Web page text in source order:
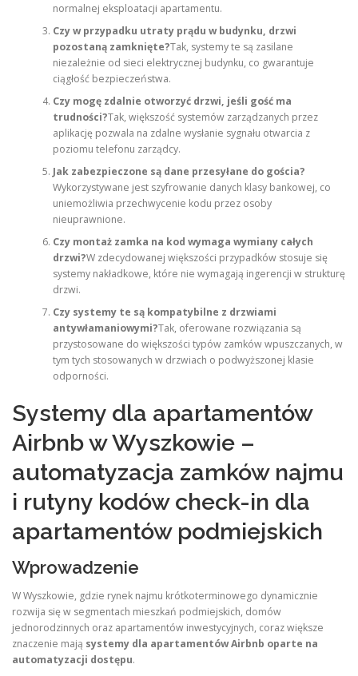
normalnej eksploatacji apartamentu.
Czy w przypadku utraty prądu w budynku, drzwi
pozostaną zamknięte?Tak, systemy te są zasilane
niezależnie od sieci elektrycznej budynku, co gwarantuje
ciągłość bezpieczeństwa.
Czy mogę zdalnie otworzyć drzwi, jeśli gość ma
trudności?Tak, większość systemów zarządzanych przez
aplikację pozwala na zdalne wysłanie sygnału otwarcia z
poziomu telefonu zarządcy.
Jak zabezpieczone są dane przesyłane do gościa?
Wykorzystywane jest szyfrowanie danych klasy bankowej, co
uniemożliwia przechwycenie kodu przez osoby
nieuprawnione.
Czy montaż zamka na kod wymaga wymiany całych
drzwi?W zdecydowanej większości przypadków stosuje się
systemy nakładkowe, które nie wymagają ingerencji w strukturę
drzwi.
Czy systemy te są kompatybilne z drzwiami
antywłamaniowymi?Tak, oferowane rozwiązania są
przystosowane do większości typów zamków wpuszczanych, w
tym tych stosowanych w drzwiach o podwyższonej klasie
odporności.
Systemy dla apartamentów
Airbnb w Wyszkowie –
automatyzacja zamków najmu
i rutyny kodów check-in dla
apartamentów podmiejskich
Wprowadzenie
W Wyszkowie, gdzie rynek najmu krótkoterminowego dynamicznie
rozwija się w segmentach mieszkań podmiejskich, domów
jednorodzinnych oraz apartamentów inwestycyjnych, coraz większe
znaczenie mają systemy dla apartamentów Airbnb oparte na
automatyzacji dostępu.